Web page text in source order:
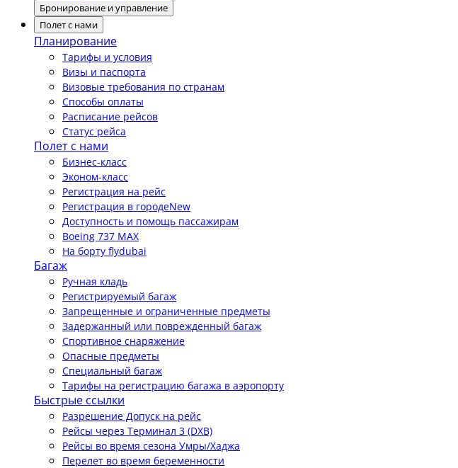
Бронирование и управление
Полет с нами
Планирование
Тарифы и условия
Визы и паспорта
Визовые требования по странам
Способы оплаты
Расписание рейсов
Статус рейса
Полет с нами
Бизнес-класс
Эконом-класс
Регистрация на рейс
Регистрация в городеNew
Доступность и помощь пассажирам
Boeing 737 MAX
На борту flydubai
Багаж
Ручная кладь
Регистрируемый багаж
Запрещенные и ограниченные предметы
Задержанный или поврежденный багаж
Спортивное снаряжение
Опасные предметы
Специальный багаж
Тарифы на регистрацию багажа в аэропорту
Быстрые ссылки
Разрешение Допуск на рейс
Рейсы через Терминал 3 (DXB)
Рейсы во время сезона Умры/Хаджа
Перелет во время беременности